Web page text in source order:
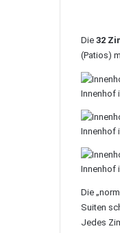
Die 32
(Patios)
Innenhof
Innenhof
Innenhof
Die
Suiten
Jedes